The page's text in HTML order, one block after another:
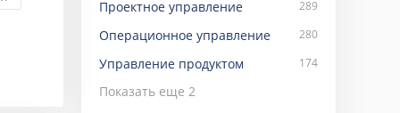
Проектное управление 289
Операционное управление 280
Управление продуктом 174
Показать еще 2